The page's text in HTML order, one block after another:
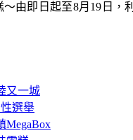
由即日起至8月19日